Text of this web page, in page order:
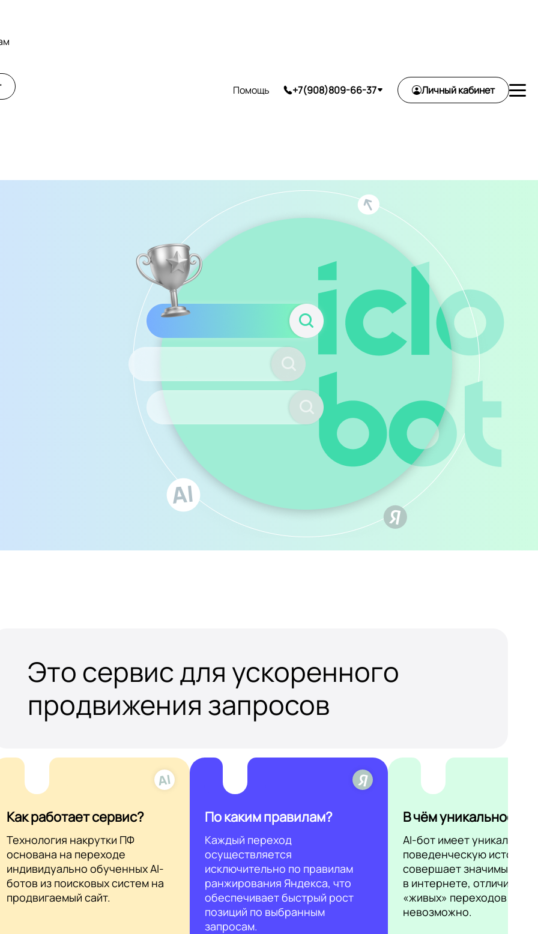
Помощь +7(908)809-66-37 Личный кабинет
Это сервис для ускоренного
продвижения запросов
Как работает сервис?
Технология накрутки ПФ
основана на переходе
индивидуально обученных AI-
ботов из поисковых систем на
продвигаемый сайт.
По каким правилам?
Каждый переход
осуществляется
исключительно по правилам
ранжирования Яндекса, что
обеспечивает быстрый рост
позиций по выбранным
запросам.
В чём уникальность?
AI-бот имеет уникальную
поведенческую историю
совершает значимые
в интернете, отличить
«живых» переходов
невозможно.